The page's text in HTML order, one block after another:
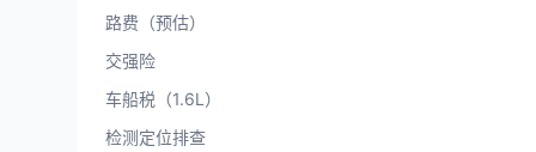
路费（预估）
交强险
车船税（1.6L）
检测定位排查